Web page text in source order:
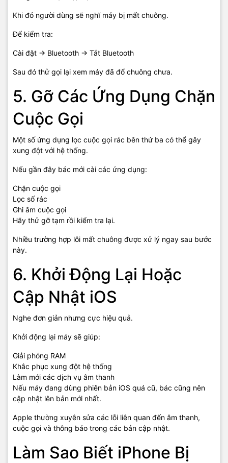
Khi đó người dùng sẽ nghĩ máy bị mất chuông.
Để kiểm tra:
Cài đặt → Bluetooth → Tắt Bluetooth
Sau đó thử gọi lại xem máy đã đổ chuông chưa.
5. Gỡ Các Ứng Dụng Chặn
Cuộc Gọi
Một số ứng dụng lọc cuộc gọi rác bên thứ ba có thể gây
xung đột với hệ thống.
Nếu gần đây bác mới cài các ứng dụng:
Chặn cuộc gọi
Lọc số rác
Ghi âm cuộc gọi
Hãy thử gỡ tạm rồi kiểm tra lại.
Nhiều trường hợp lỗi mất chuông được xử lý ngay sau bước
này.
6. Khởi Động Lại Hoặc
Cập Nhật iOS
Nghe đơn giản nhưng cực hiệu quả.
Khởi động lại máy sẽ giúp:
Giải phóng RAM
Khắc phục xung đột hệ thống
Làm mới các dịch vụ âm thanh
Nếu máy đang dùng phiên bản iOS quá cũ, bác cũng nên
cập nhật lên bản mới nhất.
Apple thường xuyên sửa các lỗi liên quan đến âm thanh,
cuộc gọi và thông báo trong các bản cập nhật.
Làm Sao Biết iPhone Bị